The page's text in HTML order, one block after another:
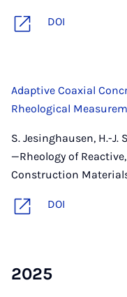
DOI
Adaptive Coaxial
Rheological
S. Jesinghausen, H.-
—Rheology of
Construction
DOI
2025